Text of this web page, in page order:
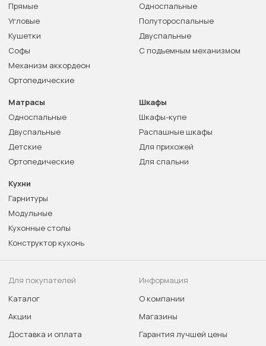
Прямые
Угловые
Кушетки
Софы
Механизм аккордеон
Ортопедические
Односпальные
Полутороспальные
Двуспальные
С подъемным механизмом
Матрасы
Односпальные
Двуспальные
Детские
Ортопедические
Шкафы
Шкафы-купе
Распашные шкафы
Для прихожей
Для спальни
Кухни
Гарнитуры
Модульные
Кухонные столы
Конструктор кухонь
Для покупателей
Каталог
Акции
Доставка и оплата
Информация
О компании
Магазины
Гарантия лучшей цены